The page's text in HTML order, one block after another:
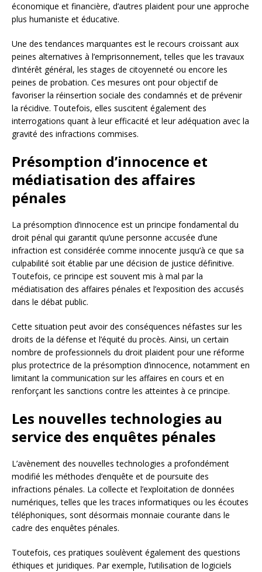
économique et financière, d’autres plaident pour une approche
plus humaniste et éducative.
Une des tendances marquantes est le recours croissant aux
peines alternatives à l’emprisonnement, telles que les travaux
d’intérêt général, les stages de citoyenneté ou encore les
peines de probation. Ces mesures ont pour objectif de
favoriser la réinsertion sociale des condamnés et de prévenir
la récidive. Toutefois, elles suscitent également des
interrogations quant à leur efficacité et leur adéquation avec la
gravité des infractions commises.
Présomption d’innocence et
médiatisation des affaires
pénales
La présomption d’innocence est un principe fondamental du
droit pénal qui garantit qu’une personne accusée d’une
infraction est considérée comme innocente jusqu’à ce que sa
culpabilité soit établie par une décision de justice définitive.
Toutefois, ce principe est souvent mis à mal par la
médiatisation des affaires pénales et l’exposition des accusés
dans le débat public.
Cette situation peut avoir des conséquences néfastes sur les
droits de la défense et l’équité du procès. Ainsi, un certain
nombre de professionnels du droit plaident pour une réforme
plus protectrice de la présomption d’innocence, notamment en
limitant la communication sur les affaires en cours et en
renforçant les sanctions contre les atteintes à ce principe.
Les nouvelles technologies au
service des enquêtes pénales
L’avènement des nouvelles technologies a profondément
modifié les méthodes d’enquête et de poursuite des
infractions pénales. La collecte et l’exploitation de données
numériques, telles que les traces informatiques ou les écoutes
téléphoniques, sont désormais monnaie courante dans le
cadre des enquêtes pénales.
Toutefois, ces pratiques soulèvent également des questions
éthiques et juridiques. Par exemple, l’utilisation de logiciels